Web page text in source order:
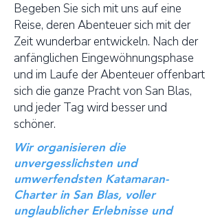
Begeben Sie sich mit uns auf eine
Reise, deren Abenteuer sich mit der
Zeit wunderbar entwickeln. Nach der
anfänglichen Eingewöhnungsphase
und im Laufe der Abenteuer offenbart
sich die ganze Pracht von San Blas,
und jeder Tag wird besser und
schöner.
Wir organisieren die
unvergesslichsten und
umwerfendsten Katamaran-
Charter in San Blas, voller
unglaublicher Erlebnisse und